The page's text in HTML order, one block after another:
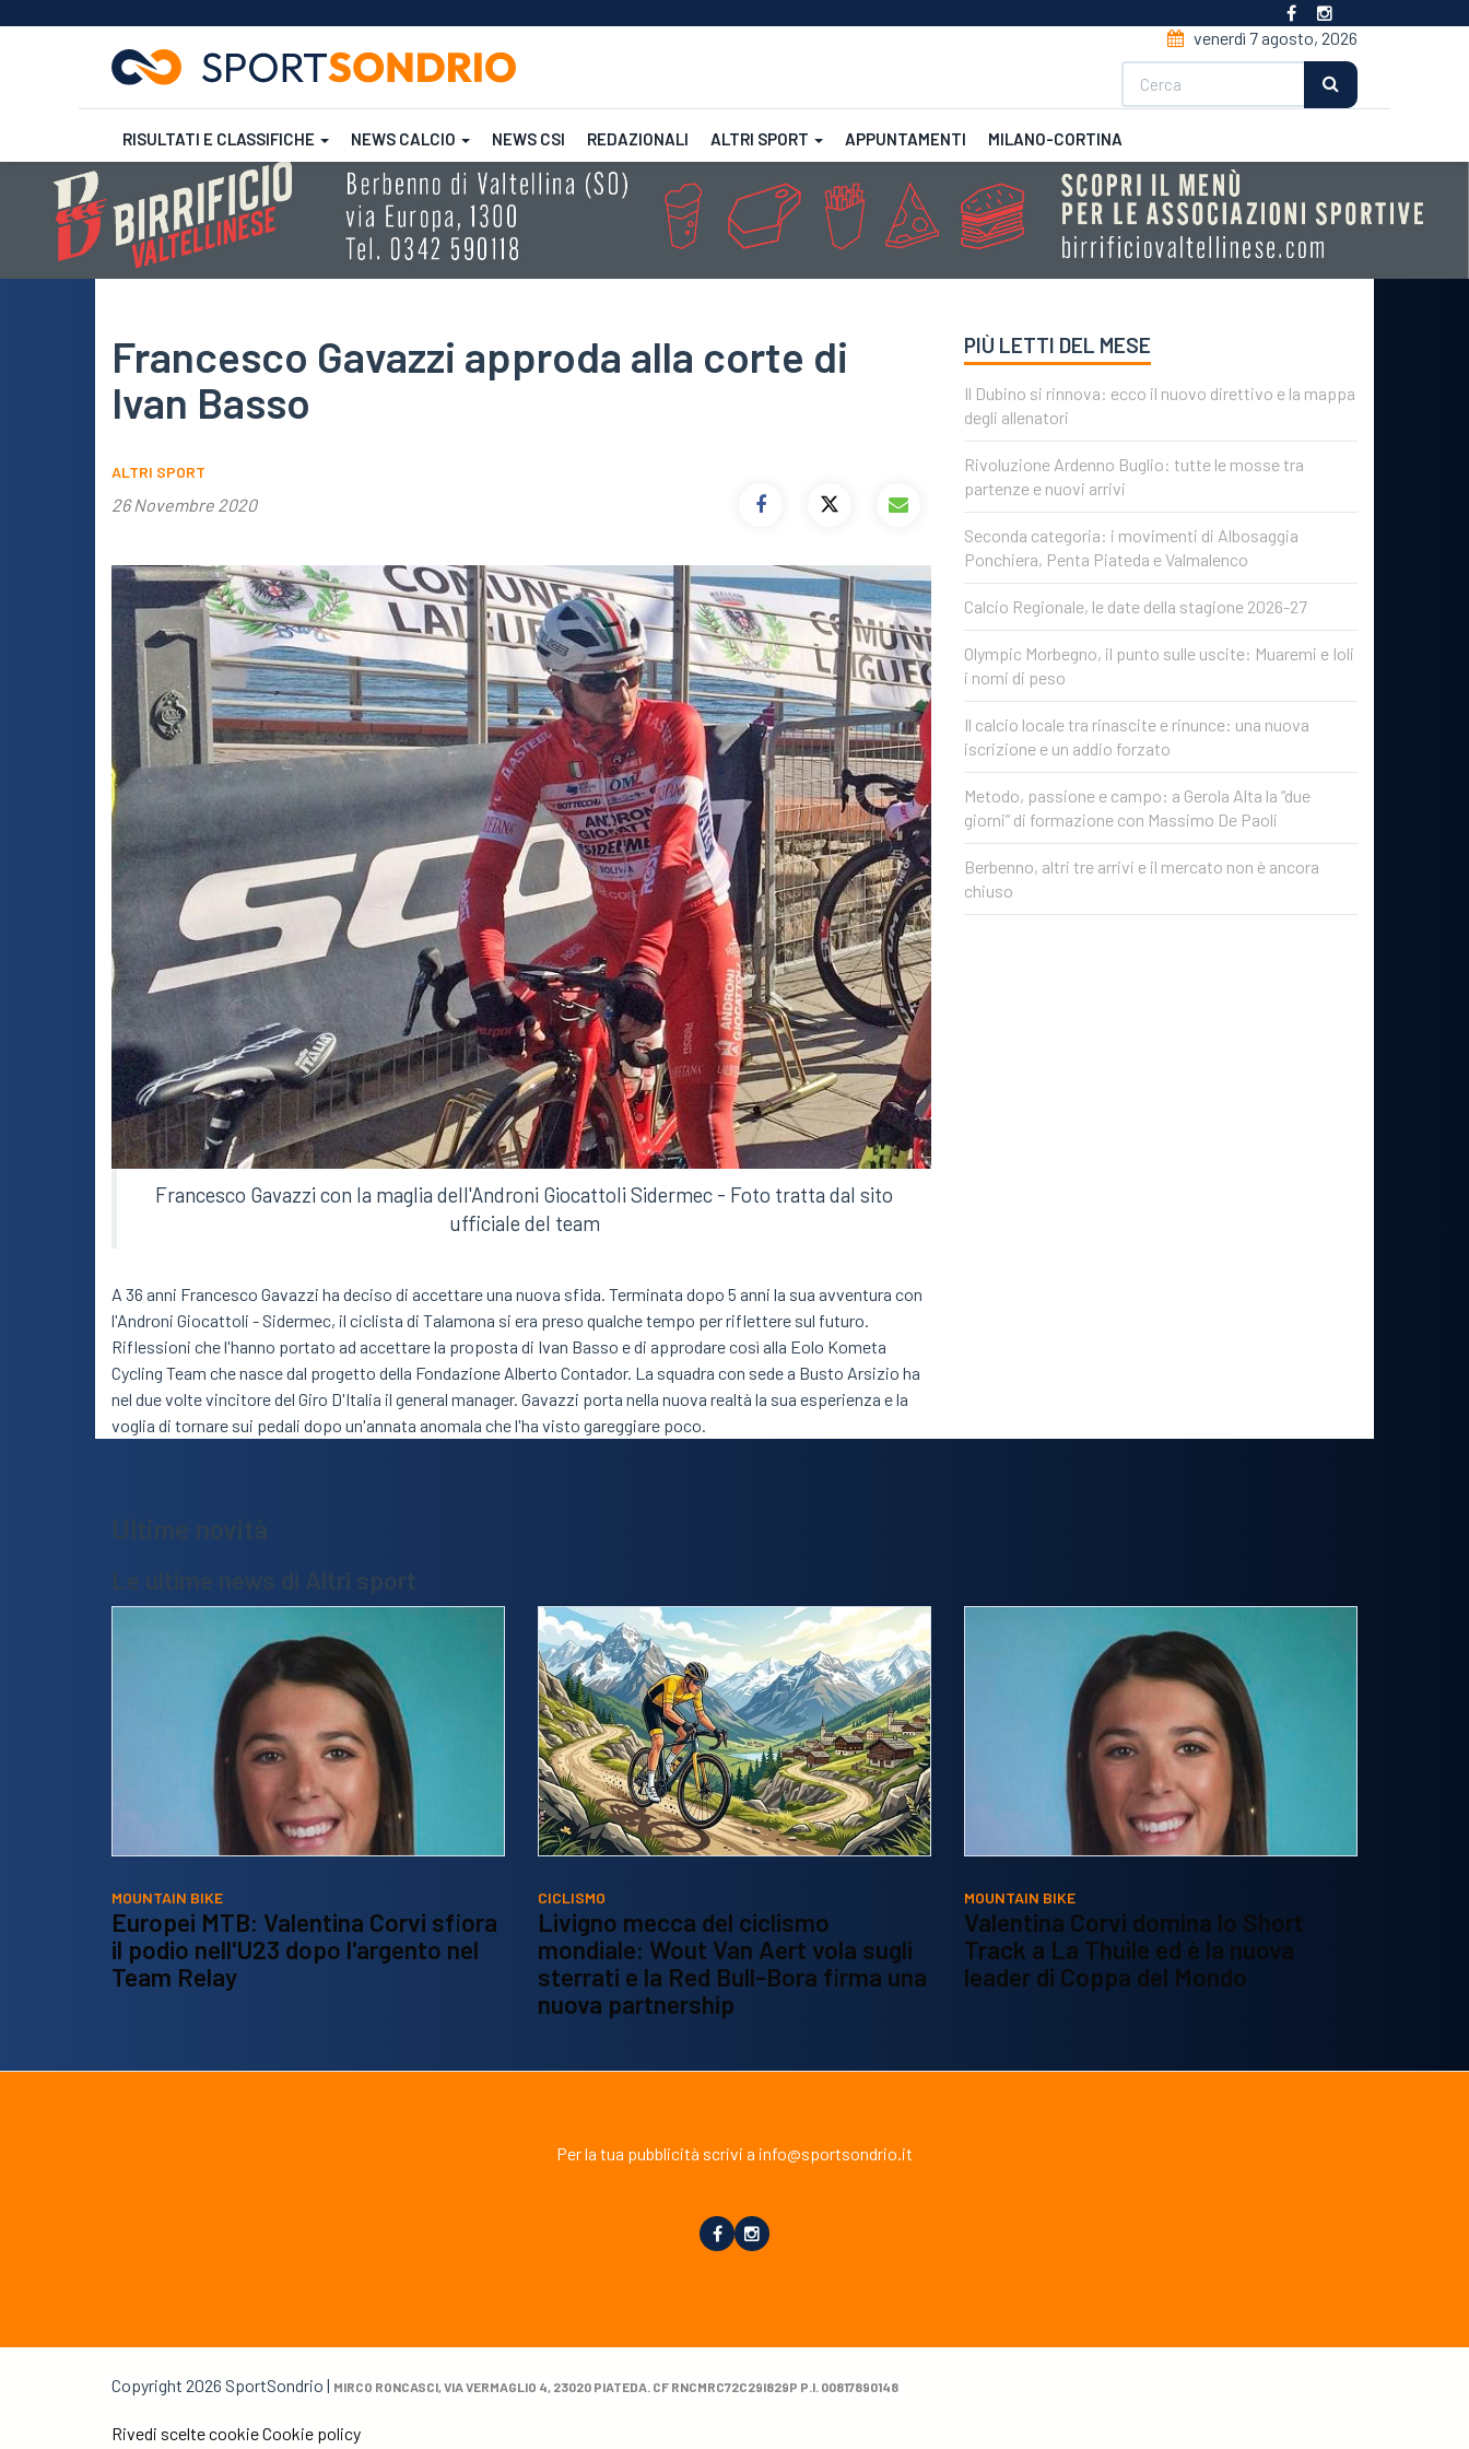
Salta
contenuto
venerdì 7 agosto, 2026
RISULTATI E CLASSIFICHE
Femminile CSI CSI CSI Futsal
Futsal Rugby
NEWS CALCIO NEWS CSI REDAZIONALI ALTRI SPORT APPUNTAMENTI MILANO-CORTINA
Francesco Gavazzi approda alla corte di
Ivan Basso
ALTRI SPORT
26 Novembre 2020
Francesco Gavazzi con la maglia dell'Androni Giocattoli Sidermec - Foto tratta dal sito
ufficiale del team
A 36 anni Francesco Gavazzi ha deciso di accettare una nuova sfida. Terminata dopo 5 anni la sua avventura con
l'Androni Giocattoli - Sidermec, il ciclista di Talamona si era preso qualche tempo per riflettere sul futuro.
Riflessioni che l'hanno portato ad accettare la proposta di Ivan Basso e di approdare così alla Eolo Kometa
Cycling Team che nasce dal progetto della Fondazione Alberto Contador. La squadra con sede a Busto Arsizio ha
nel due volte vincitore del Giro D'Italia il general manager. Gavazzi porta nella nuova realtà la sua esperienza e la
voglia di tornare sui pedali dopo un'annata anomala che l'ha visto gareggiare poco.
PIÙ LETTI DEL MESE
Il Dubino si rinnova: ecco il nuovo direttivo e la mappa
degli allenatori
Rivoluzione Ardenno Buglio: tutte le mosse tra
partenze e nuovi arrivi
Seconda categoria: i movimenti di Albosaggia
Ponchiera, Penta Piateda e Valmalenco
Calcio Regionale, le date della stagione 2026-27
Olympic Morbegno, il punto sulle uscite: Muaremi e Ioli
i nomi di peso
Il calcio locale tra rinascite e rinunce: una nuova
iscrizione e un addio forzato
Metodo, passione e campo: a Gerola Alta la “due
giorni” di formazione con Massimo De Paoli
Berbenno, altri tre arrivi e il mercato non è ancora
chiuso
Ultime novità
Le ultime news di Altri sport
MOUNTAIN BIKE
Europei MTB: Valentina Corvi sfiora
il podio nell'U23 dopo l'argento nel
Team Relay
CICLISMO
Livigno mecca del ciclismo
mondiale: Wout Van Aert vola sugli
sterrati e la Red Bull-Bora firma una
nuova partnership
MOUNTAIN BIKE
Valentina Corvi domina lo Short
Track a La Thuile ed è la nuova
leader di Coppa del Mondo
Per la tua pubblicità scrivi a info@sportsondrio.it
Copyright 2026 SportSondrio | MIRCO RONCASCI, VIA VERMAGLIO 4, 23020 PIATEDA. CF RNCMRC72C29I829P P.I. 00817890148
Rivedi scelte cookieCookie policy